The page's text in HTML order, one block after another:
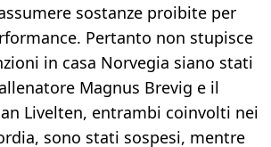
sostanze proibite per
Pertanto non stupisce
in casa Norvegia siano stati
Magnus Brevig e il
Livelten, entrambi coinvolti nei
sono stati sospesi, mentre